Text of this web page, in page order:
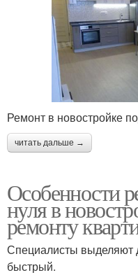
Ремонт в новостройке
читать дальше →
Особенности
нуля в
ремонту
Специалисты выделяют
быстрый.